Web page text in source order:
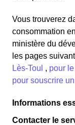
Vous trouverez
consommation
ministère du
les pages
Lès-Toul , pour
pour souscrire
Informations
Contacter le